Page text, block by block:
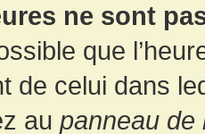
ne sont
que
de celui dans
au panneau de